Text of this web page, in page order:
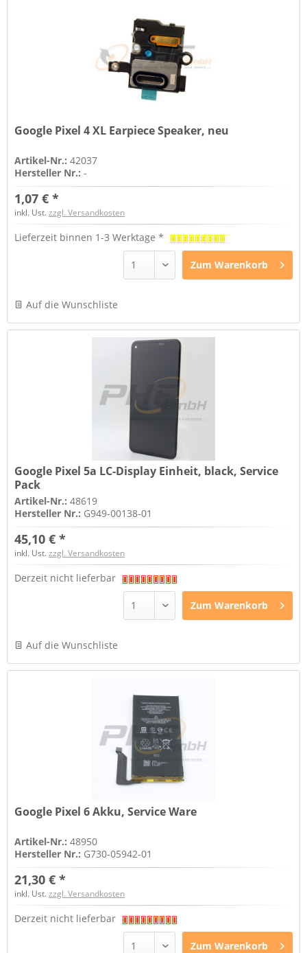
Google Pixel 4 XL Earpiece Speaker, neu
Artikel-Nr.:42037
Hersteller Nr.:-
1,07 € *
inkl. Ust.zzgl. Versandkosten
Lieferzeit binnen 1-3 Werktage *
Zum Warenkorb
Auf die Wunschliste
Google Pixel 5a LC-Display Einheit, black, Service
Pack
Artikel-Nr.:48619
Hersteller Nr.: G949-00138-01
45,10 € *
inkl. Ust.zzgl. Versandkosten
Derzeit nicht lieferbar
Zum Warenkorb
Auf die Wunschliste
Google Pixel 6 Akku, Service Ware
Artikel-Nr.:48950
Hersteller Nr.: G730-05942-01
21,30 € *
inkl. Ust.zzgl. Versandkosten
Derzeit nicht lieferbar
Zum Warenkorb